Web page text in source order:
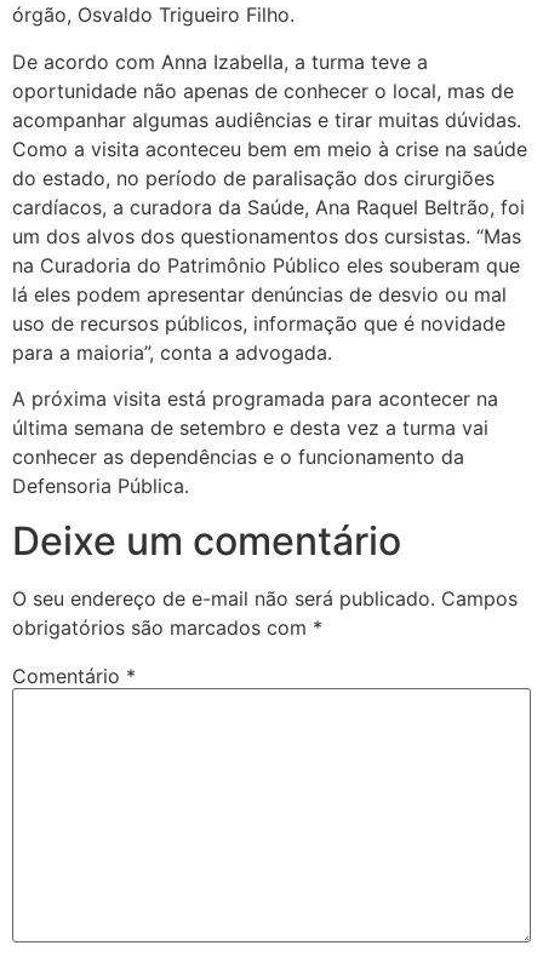
órgão, Osvaldo Trigueiro Filho.
De acordo com Anna Izabella, a turma teve a
oportunidade não apenas de conhecer o local, mas de
acompanhar algumas audiências e tirar muitas dúvidas.
Como a visita aconteceu bem em meio à crise na saúde
do estado, no período de paralisação dos cirurgiões
cardíacos, a curadora da Saúde, Ana Raquel Beltrão, foi
um dos alvos dos questionamentos dos cursistas. “Mas
na Curadoria do Patrimônio Público eles souberam que
lá eles podem apresentar denúncias de desvio ou mal
uso de recursos públicos, informação que é novidade
para a maioria”, conta a advogada.
A próxima visita está programada para acontecer na
última semana de setembro e desta vez a turma vai
conhecer as dependências e o funcionamento da
Defensoria Pública.
Deixe um comentário
O seu endereço de e-mail não será publicado. Campos
obrigatórios são marcados com *
Comentário *